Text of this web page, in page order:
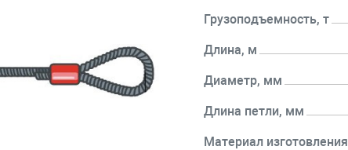
Грузоподъемность, т
Длина, м
Диаметр, мм
Длина петли, мм
Материал изготовления